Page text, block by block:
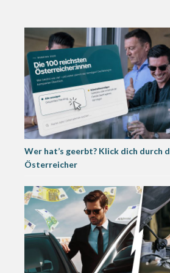
Wer hat’s geerbt? Klick dich durch
Österreicher